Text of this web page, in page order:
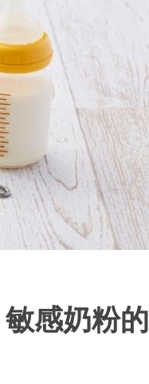
感奶粉的